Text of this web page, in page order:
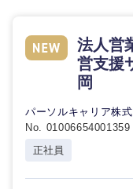
法人営
営支援
岡
パーソルキャリア株
No. 01006654001359
正社員